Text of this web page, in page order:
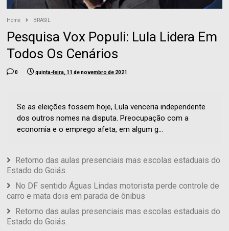
Home BRASIL
Pesquisa Vox Populi: Lula Lidera Em
Todos Os Cenários
0 quinta-feira, 11 de novembro de 2021
Se as eleições fossem hoje, Lula venceria independente
dos outros nomes na disputa. Preocupação com a
economia e o emprego afeta, em algum g...
Retorno das aulas presenciais mas escolas estaduais do
Estado do Goiás.
No DF sentido Águas Lindas motorista perde controle de
carro e mata dois em parada de ônibus
Retorno das aulas presenciais mas escolas estaduais do
Estado do Goiás.